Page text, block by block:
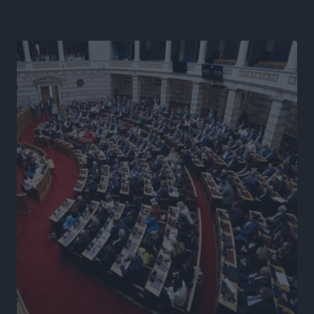
Γ. Χατζημάρκος από το Μέγαρο Μαξίμου: “Ο
τουρισμός μπορεί να γίνει ο μεγαλύτερος πελάτης της
ελληνικής βιομηχανίας”
Τοπικές Ειδήσεις• πριν 14 ώρες
Έρευνα ΕΟΤ: Οι Ευρωπαίοι ταξιδιώτες «ψηφίζουν»
Ελλάδα
Ειδήσεις πριν 14 ώρες
Άκυρες οι εγκύκλιοι που δεν αναρτώνται,
υποχρεωτική η δημοσίευσή τους από την 1η
Οκτωβρίου
πριν 14 ώρες
Καύσιμα: «Καίνε» οι τιμές και στα νησιά μας – Γιατί